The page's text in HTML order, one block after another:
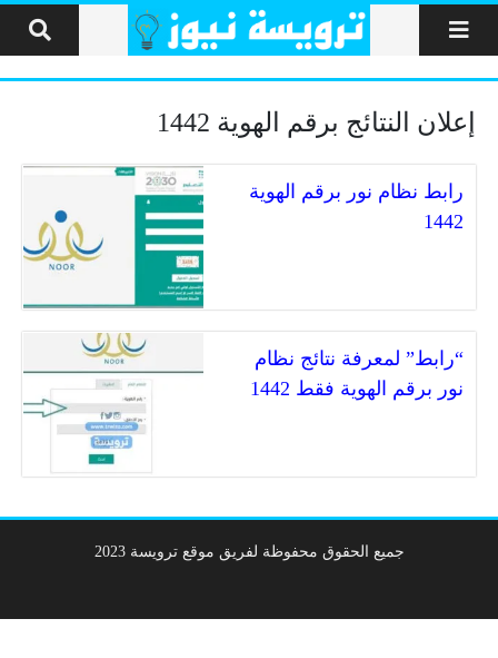
التخطي إلى المحتوى
إعلان النتائج برقم الهوية 1442
رابط نظام نور برقم الهوية
1442
“رابط” لمعرفة نتائج نظام
نور برقم الهوية فقط 1442
جميع الحقوق محفوظة لفريق موقع ترويسة 2023